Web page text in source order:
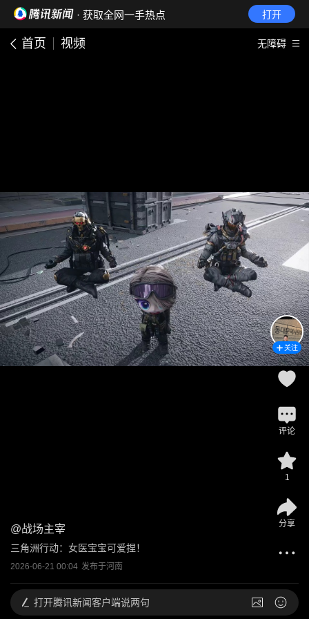
· 获取全网一手热点 打开
首页 视频 无障碍
@战场主宰
三角洲行动：女医宝宝可爱捏！
2026-06-21 00:04 发布于河南
关注
评论
1
分享
打开腾讯新闻客户端说两句